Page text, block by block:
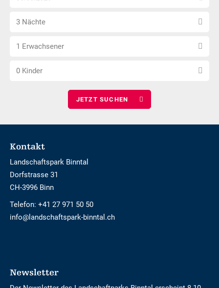
wählen
Anzahl
wählen
3 Nächte
Anzahl
wählen
1 Erwachsener
Anzahl
0 Kinder
Footer
Kontakt
Landschaftspark Binntal
Dorfstrasse 31
CH-3996 Binn
Telefon: +41 27 971 50 50
info@landschaftspark-binntal.ch
Newsletter